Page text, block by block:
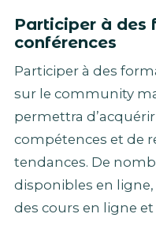
Participer à des
conférences
Participer à des
sur le community
permettra
compétences et de
tendances. De
disponibles en
des cours en ligne